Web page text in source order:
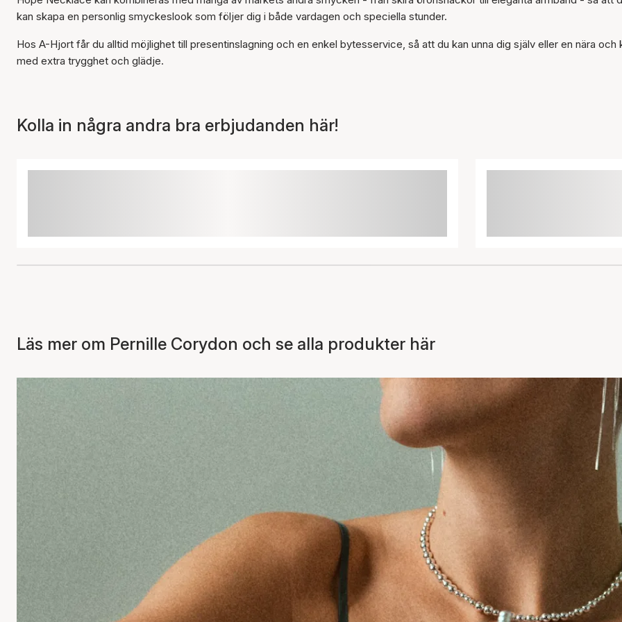
kan skapa en personlig smyckeslook som följer dig i både vardagen och speciella stunder.
Hos A-Hjort får du alltid möjlighet till presentinslagning och en enkel bytesservice, så att du kan unna dig själv eller en nära och
med extra trygghet och glädje.
Kolla in några andra bra erbjudanden här!
Läs mer om Pernille Corydon och se alla produkter här